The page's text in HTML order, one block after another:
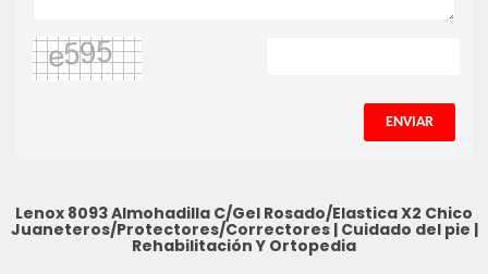
ENVIAR
Lenox 8093 Almohadilla C/Gel Rosado/Elastica X2 Chico
Juaneteros/Protectores/Correctores| Cuidado del pie |
Rehabilitación Y Ortopedia